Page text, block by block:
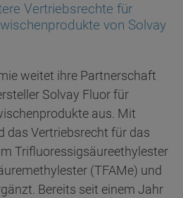
Vertriebsrechte für
von Solvay
weitet ihre Partnerschaft
Solvay Fluor für
aus. Mit
das Vertriebsrecht für das
Trifluoressigsäureethylester
(TFAMe) und
Bereits seit einem Jahr